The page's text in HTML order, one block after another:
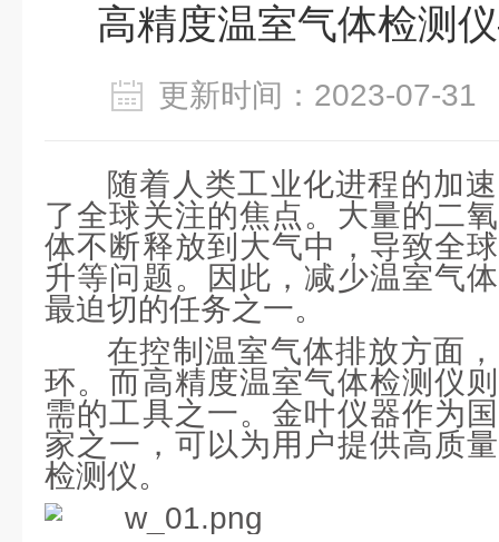
高精度温室气体检测
更新时间：2023-07-
随着人类工业化进程的加
了全球关注的焦点。大量的二
体不断释放到大气中，导致全
升等问题。因此，减少温室气
最迫切的任务之一。
在控制温室气体排放方面
环。而高精度温室气体检测仪
需的工具之一。金叶仪器作为
家之一，可以为用户提供高质
检测仪。